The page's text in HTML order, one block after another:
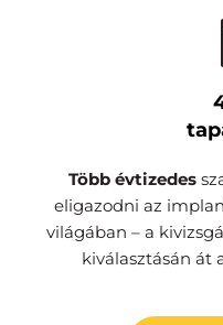
Több évtizedes
eligazodni az
világában – a
kiválasztásán át